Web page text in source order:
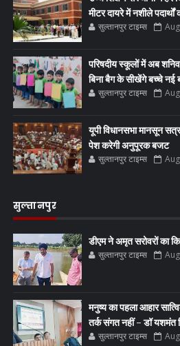
मीटर दायरे में नशीले
सुल्तानपुर टाइम्स
परिषदीय स्कूलों में अब
बिना बैग के सीखेंगे बच्चे नई
सुल्तानपुर टाइम्स
यूपी विधानसभा मानसून
पेश करेगी अनुपूरक बजट
सुल्तानपुर टाइम्स
सुल्तानपुर
डीएम ने अमृत सरोवरों का
सुल्तानपुर टाइम्स
मनुष्य का पहला आहार
तर्क संगत नहीं - डॉ यशमंत
सुल्तानपुर टाइम्स